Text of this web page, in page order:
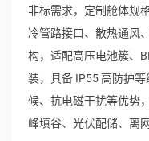
非标需求，定制舱体规
冷管路接口、散热通风
构，适配高压电池簇、
装，具备 IP55 高防护
候、抗电磁干扰等优势
峰填谷、光伏配储、离